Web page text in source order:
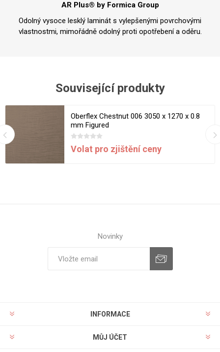
AR Plus® by Formica Group
Odolný vysoce lesklý laminát s vylepšenými povrchovými
vlastnostmi, mimořádně odolný proti opotřebení a oděru.
Související produkty
Oberflex Chestnut 006 3050 x 1270 x 0.8
mm Figured
Volat pro zjištění ceny
Novinky
INFORMACE
MŮJ ÚČET